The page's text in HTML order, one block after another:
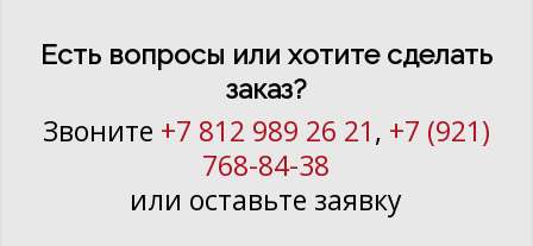
Есть вопросы или хотите сделать
заказ?
Звоните +7 812 989 26 21, +7 (921)
768-84-38
или оставьте заявку